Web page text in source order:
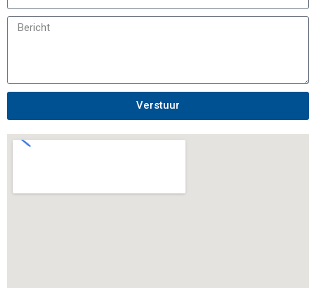
Verstuur